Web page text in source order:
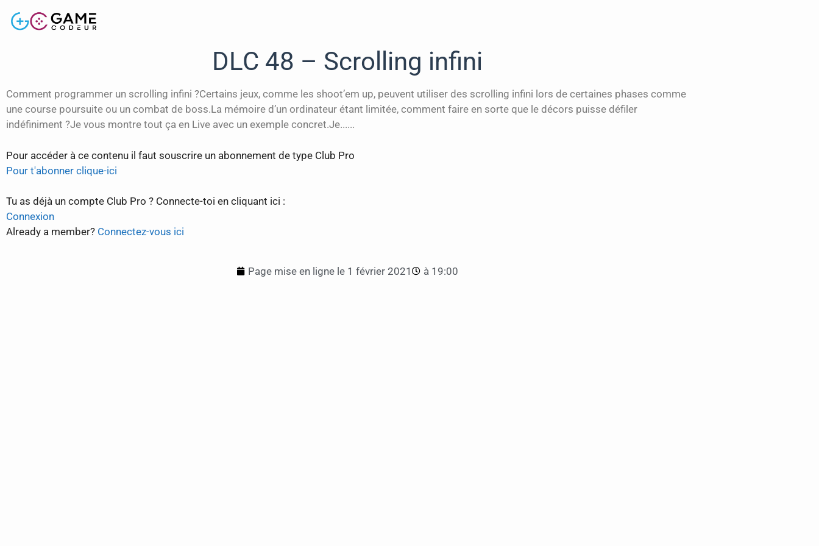
DLC 48 – Scrolling infini
Comment programmer un scrolling infini ?Certains jeux, comme les shoot’em up, peuvent utiliser des scrolling infini lors de certaines phases comme
une course poursuite ou un combat de boss.La mémoire d’un ordinateur étant limitée, comment faire en sorte que le décors puisse défiler
indéfiniment ?Je vous montre tout ça en Live avec un exemple concret.Je......
Pour accéder à ce contenu il faut souscrire un abonnement de type Club Pro
Pour t'abonner clique-ici
Tu as déjà un compte Club Pro ? Connecte-toi en cliquant ici :
Connexion
Already a member? Connectez-vous ici
Page mise en ligne le 1 février 2021 à 19:00